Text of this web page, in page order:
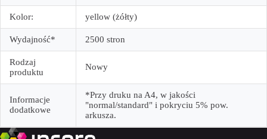
Kolor: yellow (żółty)
Wydajność* 2500 stron
Rodzaj
produktu
Nowy
Informacje
dodatkowe
*Przy druku na A4, w jakości
"normal/standard" i pokryciu 5% pow.
arkusza.